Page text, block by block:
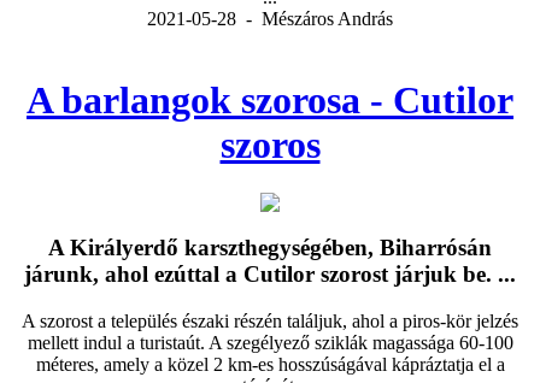
2021-05-28 - Mészáros András
A barlangok szorosa - Cutilor
szoros
A Királyerdő karszthegységében, Biharrósán
járunk, ahol ezúttal a Cutilor szorost járjuk be. ...
A szorost a település északi részén találjuk, ahol a piros-kör jelzés
mellett indul a turistaút. A szegélyező sziklák magassága 60-100
méteres, amely a közel 2 km-es hosszúságával kápráztatja el a